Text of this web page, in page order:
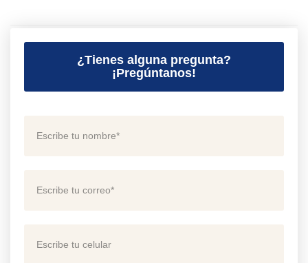
¿Tienes alguna pregunta?
¡Pregúntanos!